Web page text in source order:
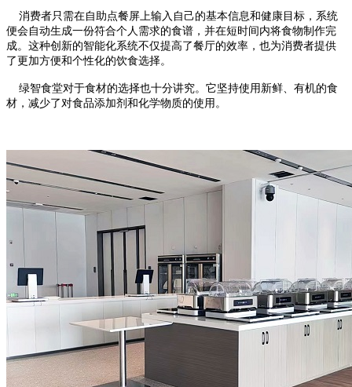
消费者只需在自助点餐屏上输入自己的基本信息和健康目标，系统
便会自动生成一份符合个人需求的食谱，并在短时间内将食物制作完
成。这种创新的智能化系统不仅提高了餐厅的效率，也为消费者提供
了更加方便和个性化的饮食选择。
绿智食堂对于食材的选择也十分讲究。它坚持使用新鲜、有机的食
材，减少了对食品添加剂和化学物质的使用。